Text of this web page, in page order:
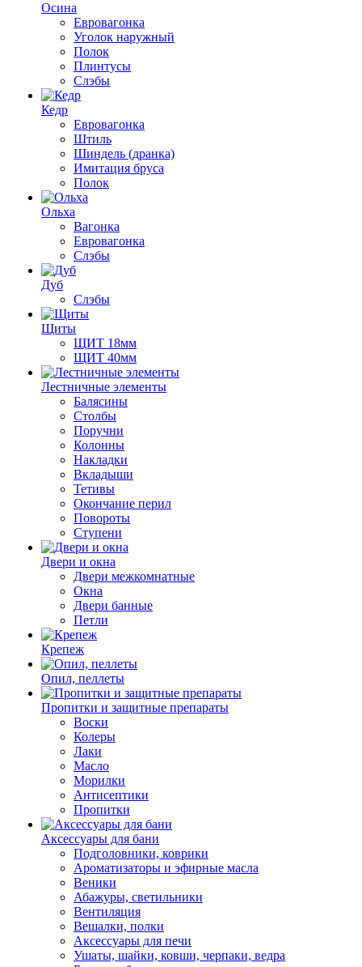
Осина
Евровагонка
Уголок наружный
Полок
Плинтусы
Слэбы
Кедр
Евровагонка
Штиль
Шиндель (дранка)
Имитация бруса
Полок
Ольха
Вагонка
Евровагонка
Слэбы
Дуб
Слэбы
Щиты
ЩИТ 18мм
ЩИТ 40мм
Лестничные элементы
Балясины
Столбы
Поручни
Колонны
Накладки
Вкладыши
Тетивы
Окончание перил
Повороты
Ступени
Двери и окна
Двери межкомнатные
Окна
Двери банные
Петли
Крепеж
Опил, пеллеты
Пропитки и защитные препараты
Воски
Колеры
Лаки
Масло
Морилки
Антисептики
Пропитки
Аксессуары для бани
Подголовники, коврики
Ароматизаторы и эфирные масла
Веники
Абажуры, светильники
Вентиляция
Вешалки, полки
Аксессуары для печи
Ушаты, шайки, ковши, черпаки, ведра